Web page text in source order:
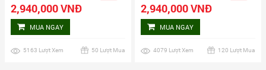
2,940,000 VNĐ
MUA NGAY
5163 Lượt Xem 50 Lượt Mua
2,940,000 VNĐ
MUA NGAY
4079 Lượt Xem 120 Lượt Mua